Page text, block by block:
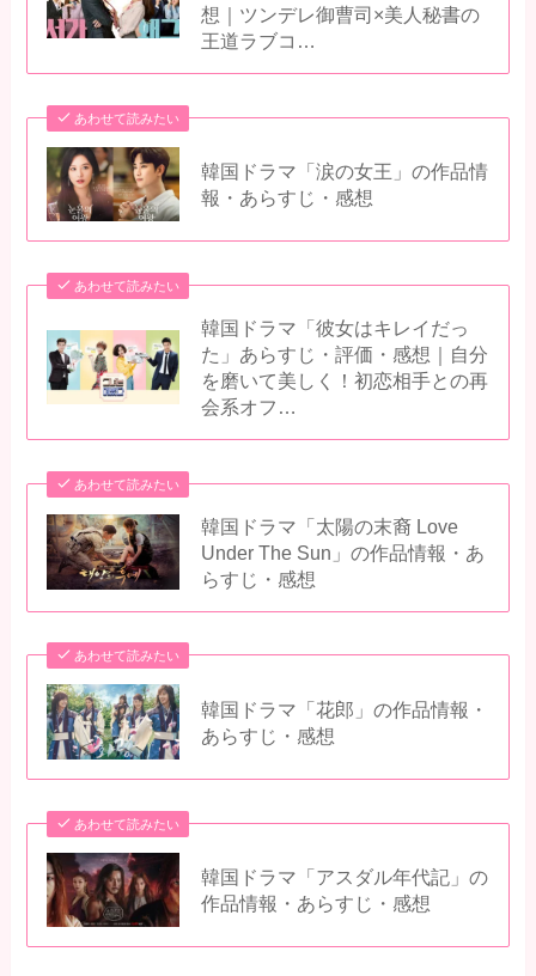
想｜ツンデレ御曹司×美人秘書の
王道ラブコ…
あわせて読みたい
韓国ドラマ「涙の女王」の作品情
報・あらすじ・感想
あわせて読みたい
韓国ドラマ「彼女はキレイだっ
た」あらすじ・評価・感想｜自分
を磨いて美しく！初恋相手との再
会系オフ…
あわせて読みたい
韓国ドラマ「太陽の末裔 Love
Under The Sun」の作品情報・あ
らすじ・感想
あわせて読みたい
韓国ドラマ「花郎」の作品情報・
あらすじ・感想
あわせて読みたい
韓国ドラマ「アスダル年代記」の
作品情報・あらすじ・感想